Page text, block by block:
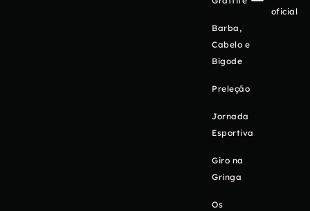
Barba,
Cabelo e
Bigode
Preleção
Jornada
Esportiva
Giro na
Gringa
Os
oficial